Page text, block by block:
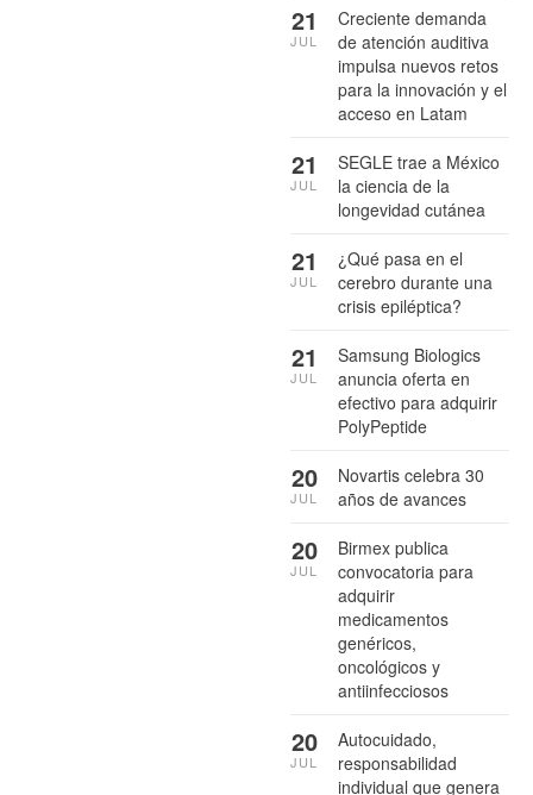
Creciente demanda
de atención auditiva
impulsa nuevos retos
para la innovación y el
acceso en Latam
21
JUL
SEGLE trae a México
la ciencia de la
longevidad cutánea
21
JUL
¿Qué pasa en el
cerebro durante una
crisis epiléptica?
21
JUL
Samsung Biologics
anuncia oferta en
efectivo para adquirir
PolyPeptide
21
JUL
Novartis celebra 30
años de avances
20
JUL
Birmex publica
convocatoria para
adquirir
medicamentos
genéricos,
oncológicos y
antiinfecciosos
20
JUL
Autocuidado,
responsabilidad
individual que genera
20
JUL